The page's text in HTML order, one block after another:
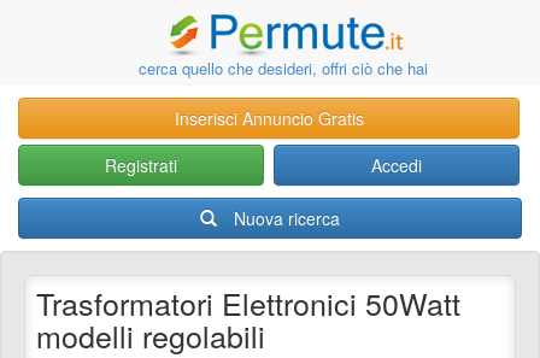
cerca quello che desideri, offri ciò che hai
Inserisci Annuncio Gratis
Registrati
Accedi
Nuova ricerca
Trasformatori Elettronici 50Watt
modelli regolabili